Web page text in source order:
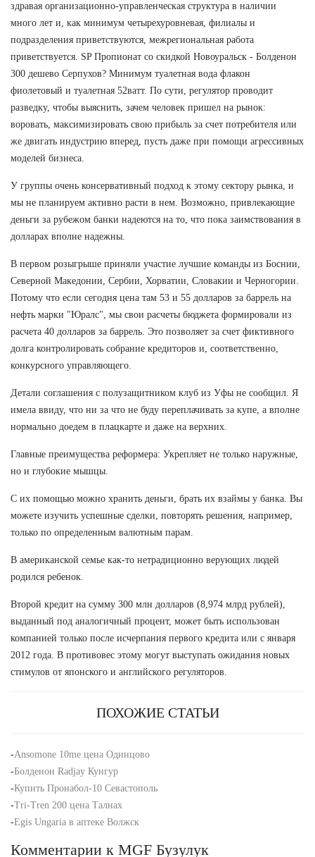
здравая организационно-управленческая структура в наличии
много лет и, как минимум четырехуровневая, филиалы и
подразделения приветствуются, межрегиональная работа
приветствуется. SP Пропионат со скидкой Новоуральск - Болденон
300 дешево Серпухов? Минимум туалетная вода флакон
фиолетовый и туалетная 52ватт. По сути, регулятор проводит
разведку, чтобы выяснить, зачем человек пришел на рынок:
воровать, максимизировать свою прибыль за счет потребителя или
же двигать индустрию вперед, пусть даже при помощи агрессивных
моделей бизнеса.
У группы очень консервативный подход к этому сектору рынка, и
мы не планируем активно расти в нем. Возможно, привлекающие
деньги за рубежом банки надеются на то, что пока заимствования в
долларах вполне надежны.
В первом розыгрыше приняли участие лучшие команды из Боснии,
Северной Македонии, Сербии, Хорватии, Словакии и Черногории.
Потому что если сегодня цена там 53 и 55 долларов за баррель на
нефть марки "Юралс", мы свои расчеты бюджета формировали из
расчета 40 долларов за баррель. Это позволяет за счет фиктивного
долга контролировать собрание кредиторов и, соответственно,
конкурсного управляющего.
Детали соглашения с полузащитником клуб из Уфы не сообщил. Я
имела ввиду, что ни за что не буду переплачивать за купе, а вполне
нормально доедем в плацкарте и даже на верхних.
Главные преимущества реформера: Укрепляет не только наружные,
но и глубокие мышцы.
С их помощью можно хранить деньги, брать их взаймы у банка. Вы
можете изучить успешные сделки, повторять решения, например,
только по определенным валютным парам.
В американской семье как-то нетрадиционно верующих людей
родился ребенок.
Второй кредит на сумму 300 млн долларов (8,974 млрд рублей),
выданный под аналогичный процент, может быть использован
компанией только после исчерпания первого кредита или с января
2012 года. В противовес этому могут выступать ожидания новых
стимулов от японского и английского регуляторов.
ПОХОЖИЕ СТАТЬИ
-Ansomone 10me цена Одинцово
-Болденон Radjay Кунгур
-Купить Пронабол-10 Севастополь
-Tri-Tren 200 цена Талнах
-Egis Ungaria в аптеке Волжск
Комментарии к MGF Бузулук